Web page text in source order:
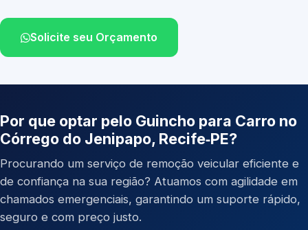
Solicite seu Orçamento
Por que optar pelo Guincho para Carro no
Córrego do Jenipapo, Recife‑PE?
Procurando um serviço de remoção veicular eficiente e
de confiança na sua região? Atuamos com agilidade em
chamados emergenciais, garantindo um suporte rápido,
seguro e com preço justo.